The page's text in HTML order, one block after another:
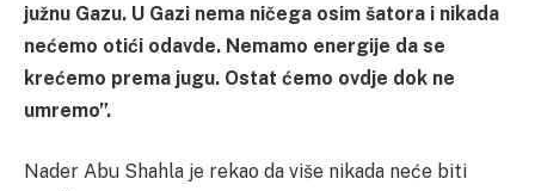
južnu Gazu. U Gazi nema ničega osim šatora i nikada
nećemo otići odavde. Nemamo energije da se
krećemo prema jugu. Ostat ćemo ovdje dok ne
umremo”.
Nader Abu Shahla je rekao da više nikada neće biti